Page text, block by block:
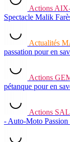
Actions
Spectacle Malik
Actualités
passation pour en
Actions
pétanque pour en
Actions
- Auto-Moto Passion